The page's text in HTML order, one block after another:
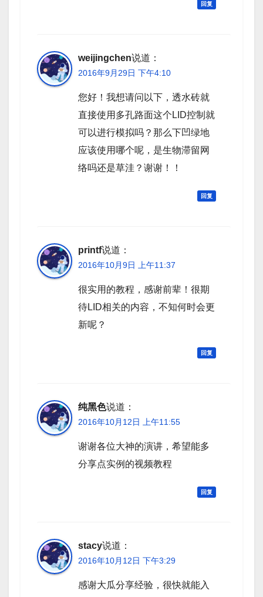
回复
weijingchen说道：
2016年9月29日 下午4:10
您好！我想请问以下，透水砖就
直接使用多孔路面这个LID控制就
可以进行模拟吗？那么下凹绿地
应该使用哪个呢，是生物滞留网
络吗还是草洼？谢谢！！
回复
printf说道：
2016年10月9日 上午11:37
很实用的教程，感谢前辈！很期
待LID相关的内容，不知何时会更
新呢？
回复
纯黑色说道：
2016年10月12日 上午11:55
谢谢各位大神的演讲，希望能多
分享点实例的视频教程
回复
stacy说道：
2016年10月12日 下午3:29
感谢大瓜分享经验，很快就能入